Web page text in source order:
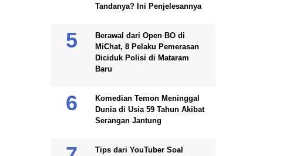
Tandanya? Ini Penjelesannya
Berawal dari Open BO di
MiChat, 8 Pelaku Pemerasan
Diciduk Polisi di Mataram
Baru
Komedian Temon Meninggal
Dunia di Usia 59 Tahun Akibat
Serangan Jantung
Tips dari YouTuber Soal